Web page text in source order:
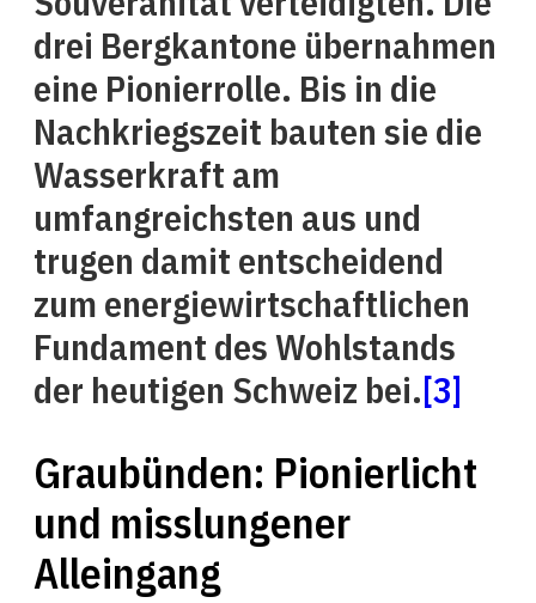
drei Bergkantone übernahmen
eine Pionierrolle. Bis in die
Nachkriegszeit bauten sie die
Wasserkraft am
umfangreichsten aus und
trugen damit entscheidend
zum energiewirtschaftlichen
Fundament des Wohlstands
der heutigen Schweiz bei.[3]
Graubünden: Pionierlicht
und misslungener
Alleingang